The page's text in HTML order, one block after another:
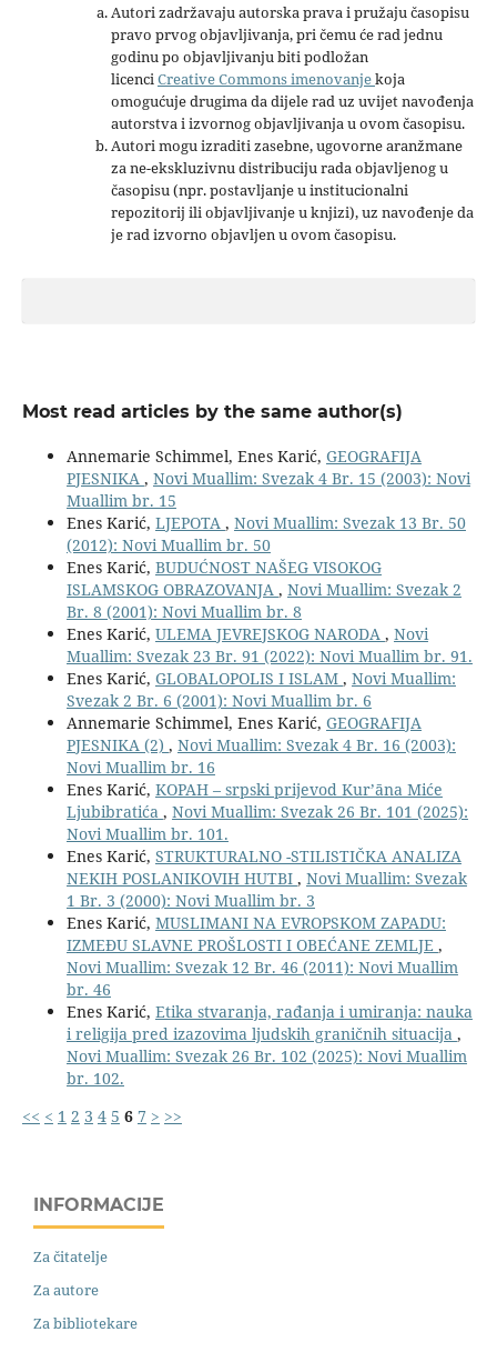
Autori zadržavaju autorska prava i pružaju časopisu
pravo prvog objavljivanja, pri čemu će rad jednu
godinu po objavljivanju biti podložan
licenciCreative Commons imenovanjekoja
omogućuje drugima da dijele rad uz uvijet navođenja
autorstva i izvornog objavljivanja u ovom časopisu.
Autori mogu izraditi zasebne, ugovorne aranžmane
za ne-ekskluzivnu distribuciju rada objavljenog u
časopisu (npr. postavljanje u institucionalni
repozitorij ili objavljivanje u knjizi), uz navođenje da
je rad izvorno objavljen u ovom časopisu.
Most read articles by the same author(s)
Annemarie Schimmel, Enes Karić, GEOGRAFIJA
PJESNIKA , Novi Muallim: Svezak 4 Br. 15 (2003): Novi
Muallim br. 15
Enes Karić, LJEPOTA , Novi Muallim: Svezak 13 Br. 50
(2012): Novi Muallim br. 50
Enes Karić, BUDUĆNOST NAŠEG VISOKOG
ISLAMSKOG OBRAZOVANJA , Novi Muallim: Svezak 2
Br. 8 (2001): Novi Muallim br. 8
Enes Karić, ULEMA JEVREJSKOG NARODA , Novi
Muallim: Svezak 23 Br. 91 (2022): Novi Muallim br. 91.
Enes Karić, GLOBALOPOLIS I ISLAM , Novi Muallim:
Svezak 2 Br. 6 (2001): Novi Muallim br. 6
Annemarie Schimmel, Enes Karić, GEOGRAFIJA
PJESNIKA (2) , Novi Muallim: Svezak 4 Br. 16 (2003):
Novi Muallim br. 16
Enes Karić, KOPAH – srpski prijevod Kurʼāna Miće
Ljubibratića , Novi Muallim: Svezak 26 Br. 101 (2025):
Novi Muallim br. 101.
Enes Karić, STRUKTURALNO -STILISTIČKA ANALIZA
NEKIH POSLANIKOVIH HUTBI , Novi Muallim: Svezak
1 Br. 3 (2000): Novi Muallim br. 3
Enes Karić, MUSLIMANI NA EVROPSKOM ZAPADU:
IZMEĐU SLAVNE PROŠLOSTI I OBEĆANE ZEMLJE ,
Novi Muallim: Svezak 12 Br. 46 (2011): Novi Muallim
br. 46
Enes Karić, Etika stvaranja, rađanja i umiranja: nauka
i religija pred izazovima ljudskih graničnih situacija ,
Novi Muallim: Svezak 26 Br. 102 (2025): Novi Muallim
br. 102.
<< < 1 2 3 4 5 6 7 > >>
INFORMACIJE
Za čitatelje
Za autore
Za bibliotekare